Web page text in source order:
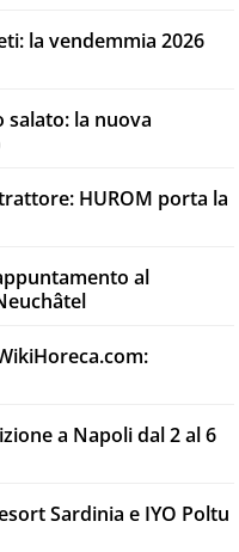
la vendemmia 2026
la nuova
HUROM porta la
al
a Napoli dal 2 al 6
Sardinia e IYO Poltu